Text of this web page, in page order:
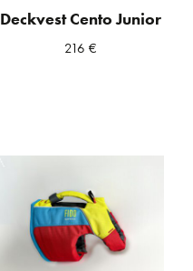
Deckvest Cento Junior
216 €